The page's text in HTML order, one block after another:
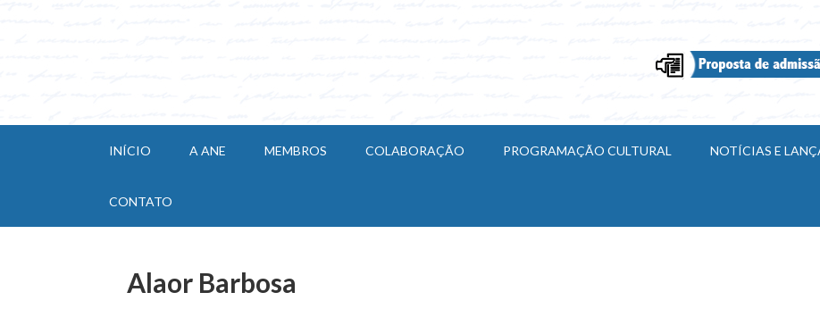
INÍCIO A ANE MEMBROS COLABORAÇÃO PROGRAMAÇÃO CULTURAL NOTÍCIAS E
CONTATO
Alaor Barbosa